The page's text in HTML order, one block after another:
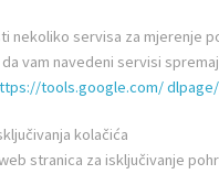
nekoliko servisa za mjerenje
vam navedeni servisi
tools.google.com/
kolačića
stranica za isključivanje